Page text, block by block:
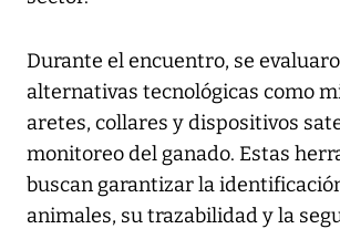
Durante el encuentro, se
alternativas tecnológicas como
aretes, collares y dispositivos
monitoreo del ganado. Estas
buscan garantizar la
animales, su trazabilidad y la